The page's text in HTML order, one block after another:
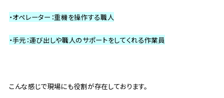
・オペレーター：重機を操作する職人
・手元：運び出しや職人のサポートをしてくれる作業員
こんな感じで現場にも役割が存在しております。